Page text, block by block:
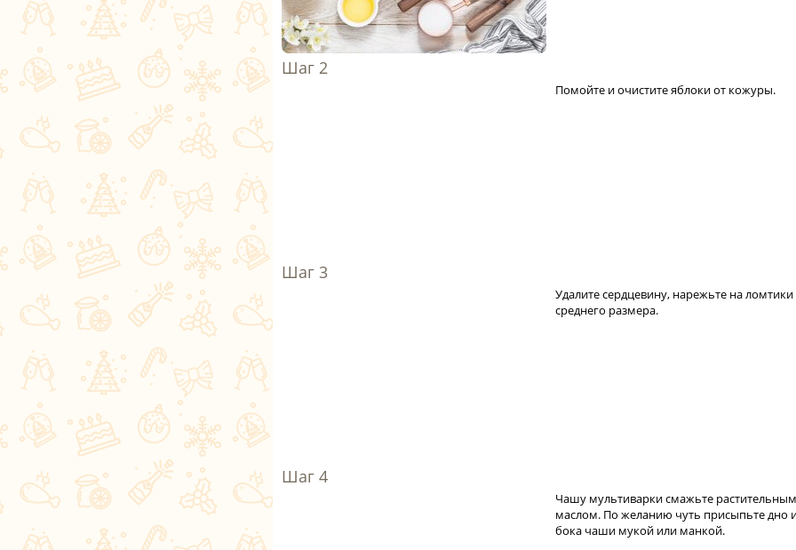
Помойте и очистите яблоки от кожуры.
Удалите сердцевину, нарежьте на ломтики
среднего размера.
Чашу мультиварки смажьте растительным
маслом. По желанию чуть присыпьте дно
бока чаши мукой или манкой.